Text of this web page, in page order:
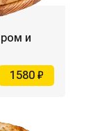
и
1580 ₽